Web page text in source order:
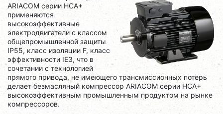
ARIACOM серии HCA+
применяются
высокоэффективные
электродвигатели с классом
общепромышленной защиты
IP55, класс изоляции F, класс
эффективности IE3, что в
сочетании с технологией
прямого привода, не имеющего трансмиссионных потерь
делает безмасляный компрессор ARIACOM серии HCA+
высокоэффективным промышленным продуктом на рынке
компрессоров.